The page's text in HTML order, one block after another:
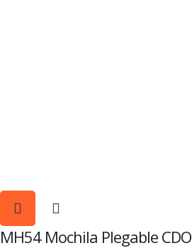
MH54 Mochila Plegable CDO